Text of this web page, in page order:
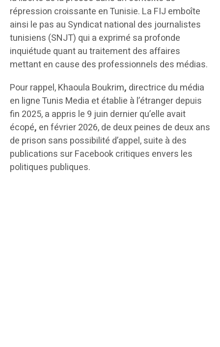
répression croissante en Tunisie. La FIJ emboîte
ainsi le pas au Syndicat national des journalistes
tunisiens (SNJT) qui a exprimé sa profonde
inquiétude quant au traitement des affaires
mettant en cause des professionnels des médias.
Pour rappel, Khaoula Boukrim, directrice du média
en ligne Tunis Media et établie à l’étranger depuis
fin 2025, a appris le 9 juin dernier qu’elle avait
écopé, en février 2026, de deux peines de deux ans
de prison sans possibilité d’appel, suite à des
publications sur Facebook critiques envers les
politiques publiques.